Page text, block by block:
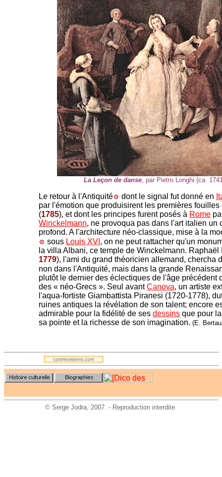
La Leçon de danse, par Pietro Longhi (ca.
Le retour à l'Antiquité dont le signal fut donné en
par l'émotion que produisirent les premières fouilles
(1785), et dont les principes furent posés à Rome
Winckelmann, ne provoqua pas dans l'art italien un
profond. A l'architecture néo-classique, mise à la
sous Louis XVI , on ne peut rattacher qu'un
la villa Albani, ce temple de Winckelmann. Raphaël
1779), l'ami du grand théoricien allemand, chercha
non dans l'Antiquité, mais dans la grande
plutôt le dernier des éclectiques de l'âge précédent
des « néo-Grecs ». Seul avantCanova, un artiste
l'aqua-fortiste Giambattista Piranesi (1720-1778),
ruines antiques la révélation de son talent; encore
admirable pour la fidélité de ses dessins que pour
sa pointe et la richesse de son imagination. (E.
.
cosmovisions.com
© Serge Jodra, 2007. - Reproduction interdite.